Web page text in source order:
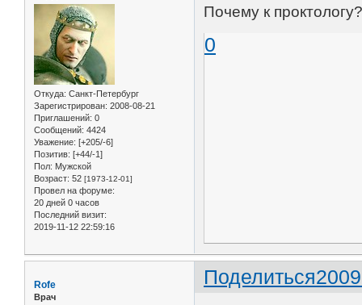
Откуда: Санкт-Петербург
Зарегистрирован: 2008-08-21
Приглашений: 0
Сообщений: 4424
Уважение: [+205/-6]
Позитив: [+44/-1]
Пол: Мужской
Возраст: 52 [1973-12-01]
Провел на форуме:
20 дней 0 часов
Последний визит:
2019-11-12 22:59:16
Почему к
0
Поделиться
Rofe
Врач